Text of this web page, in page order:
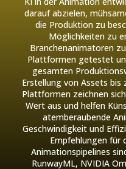
darauf abzielen,
die Produktion zu
Möglichkeiten zu
Branchenanimatoren
Plattformen getestet
gesamten
Erstellung von Assets
Plattformen zeichnen
Wert aus und helfen
atemberaubende
Geschwindigkeit und
Empfehlungen für
Animationspipelines
RunwayML, NVIDIA